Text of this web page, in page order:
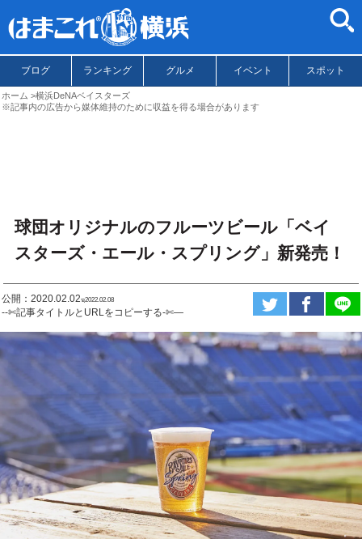
ブログ ランキング グルメ イベント スポット
ホーム
横浜DeNAベイスターズ
※記事内の広告から媒体維持のために収益を得る場合があります
球団オリジナルのフルーツビール「ベイ
スターズ・エール・スプリング」新発売！
公開：2020.02.02ಇ2022.02.08
--✄記事タイトルとURLをコピーする-✄—